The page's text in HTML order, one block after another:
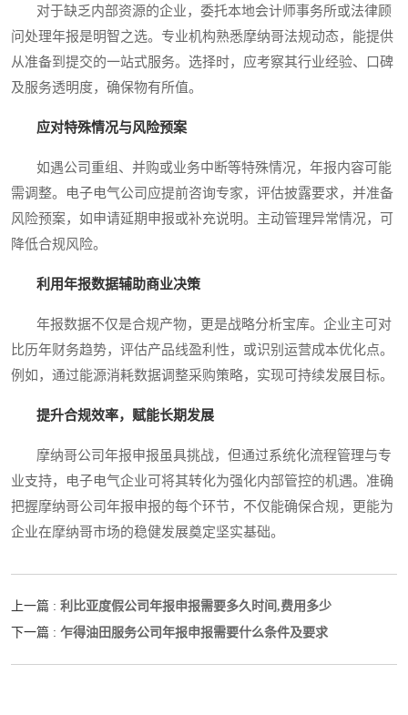
对于缺乏内部资源的企业，委托本地会计师事务所或法律顾
问处理年报是明智之选。专业机构熟悉摩纳哥法规动态，能提供
从准备到提交的一站式服务。选择时，应考察其行业经验、口碑
及服务透明度，确保物有所值。
应对特殊情况与风险预案
如遇公司重组、并购或业务中断等特殊情况，年报内容可能
需调整。电子电气公司应提前咨询专家，评估披露要求，并准备
风险预案，如申请延期申报或补充说明。主动管理异常情况，可
降低合规风险。
利用年报数据辅助商业决策
年报数据不仅是合规产物，更是战略分析宝库。企业主可对
比历年财务趋势，评估产品线盈利性，或识别运营成本优化点。
例如，通过能源消耗数据调整采购策略，实现可持续发展目标。
提升合规效率，赋能长期发展
摩纳哥公司年报申报虽具挑战，但通过系统化流程管理与专
业支持，电子电气企业可将其转化为强化内部管控的机遇。准确
把握摩纳哥公司年报申报的每个环节，不仅能确保合规，更能为
企业在摩纳哥市场的稳健发展奠定坚实基础。
上一篇 : 利比亚度假公司年报申报需要多久时间,费用多少
下一篇 : 乍得油田服务公司年报申报需要什么条件及要求